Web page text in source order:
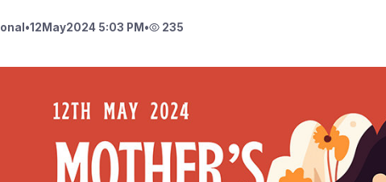
•12 May2024 5:03 PM • 235